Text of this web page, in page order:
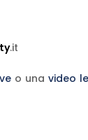
.it
o una video